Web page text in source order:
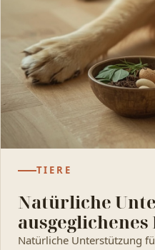
TIERE
Natürliche
Natürliche Unterstützung